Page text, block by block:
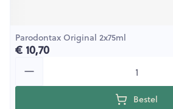
Parodontax Original 2x75ml
€ 10,70
Bestel